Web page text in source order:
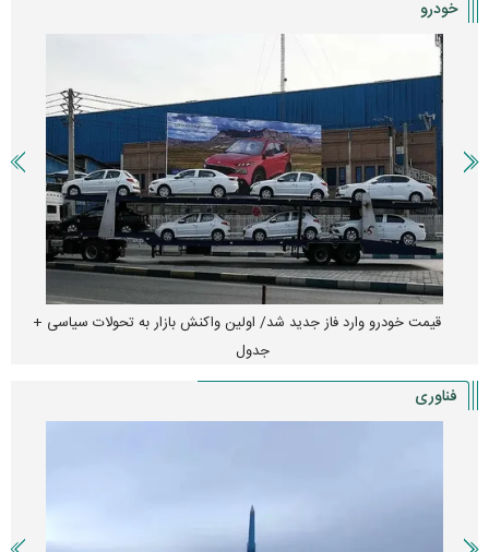
خودرو
قیمت خودرو وارد فاز جدید شد/ اولین واکنش بازار به تحولات سیاسی +
جدول
فناوری